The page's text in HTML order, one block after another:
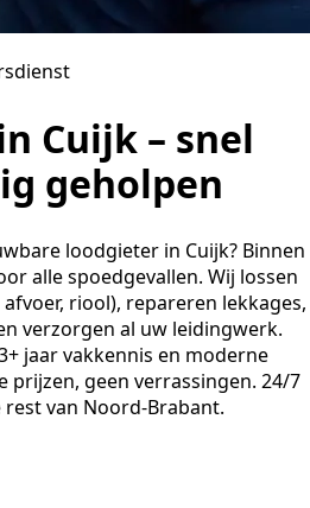
Cuijk – snel
geholpen
loodgieter in Cuijk? Binnen
alle spoedgevallen. Wij lossen
riool), repareren lekkages,
verzorgen al uw leidingwerk.
jaar vakkennis en moderne
prijzen, geen verrassingen. 24/7
van Noord-Brabant.